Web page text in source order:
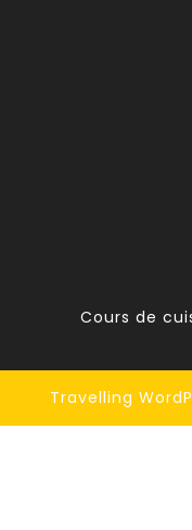
Cours de
Travelling